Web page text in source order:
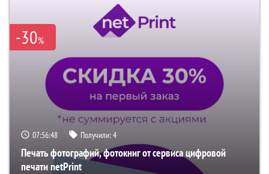
-30%
07:56:47 Получили:4
Печать фотографий, фотокниг от сервиса цифровой
печати netPrint